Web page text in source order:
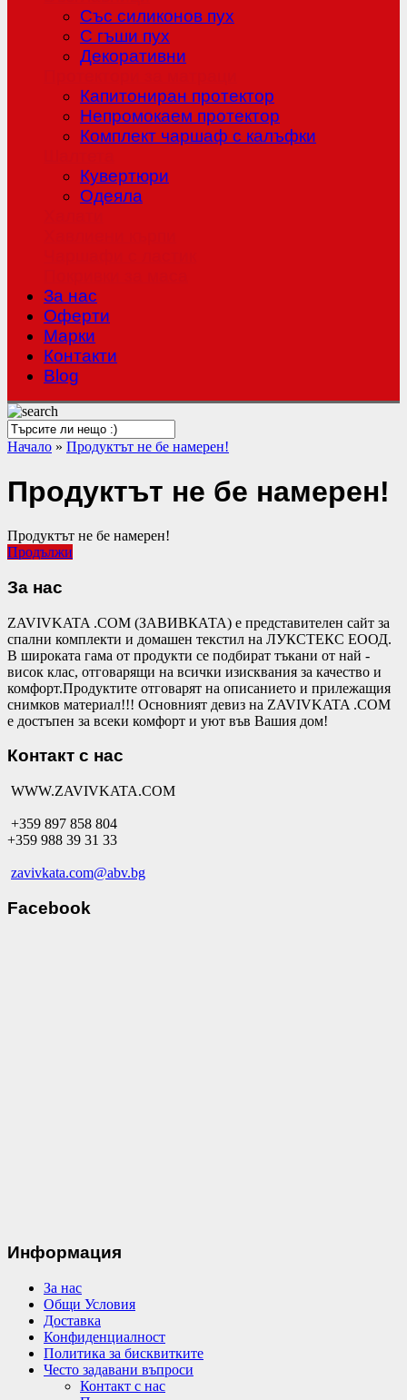
Със силиконов пух
С гъши пух
Декоративни
Капитониран протектор
Непромокаем протектор
Комплект чаршаф с калъфки
Кувертюри
Одеяла
За нас
Оферти
Mарки
Контакти
Blog
Начало » Продуктът не бе намерен!
Продуктът не бе намерен!
Продуктът не бе намерен!
Продължи
За нас
ZAVIVKATA .COM (ЗАВИВКАТА) е представителен сайт за
спални комплекти и домашен текстил на ЛУКСТЕКС ЕООД.
В широката гама от продукти се подбират тъкани от най -
висок клас, отговарящи на всички изисквания за качество и
комфорт.Продуктите отговарят на описанието и прилежащия
снимков материал!!! Основният девиз на ZAVIVKATA .COM
е достъпен за всеки комфорт и уют във Вашия дом!
Контакт с нас
WWW.ZAVIVKATA.COM
+359 897 858 804
+359 988 39 31 33
zavivkata.com@abv.bg
Facebook
Информация
За нас
Общи Условия
Доставка
Конфиденциалност
Политика за бисквитките
Често задавани въпроси
Контакт с нас